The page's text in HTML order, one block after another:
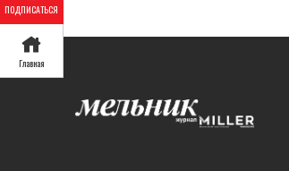
ПОДПИСАТЬСЯ
Главная